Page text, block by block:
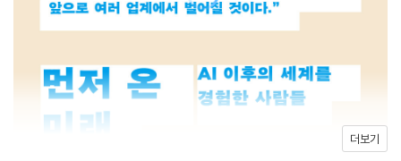
라는 자부심을 의미했다. 알파고와의 대국 3년 후 이세돌 9단은 바
예술과 같은 것으로 배웠다. (…) 내가 배웠던 예술 그 자체가 무너져
버렸다.”
바둑을 공부하는 방법, 바둑을 관전하는 문화, 바둑을 통해 추구하던
더보기